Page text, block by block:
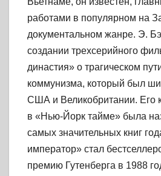
работами в популярном на
документальном жанре. Э.
создании трехсерийного
династия» о трагическом
коммунизма, который был
США и Великобритании. Его
в «Нью-Йорк тайме» была
самых значительных книг
император» стал
премию Гутенберга в 1988